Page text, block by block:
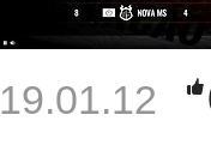
19.01.12